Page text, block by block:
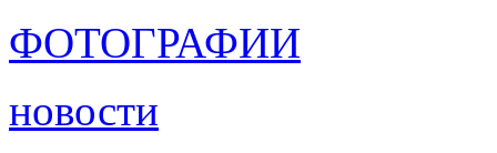
ФОТОГРАФИИ
новости